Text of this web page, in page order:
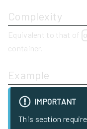
Complexity
Equivalent to that of
container.
Example
IMPORTANT
This section